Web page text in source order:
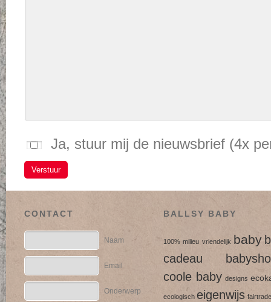
Ja, stuur mij de nieuwsbrief (4x
Verstuur
CONTACT
Naam
Email
Onderwerp
BALLSY BABY
100% milieu vriendelijk baby
cadeau
coole baby designs
ecologisch eigenwijs fairtrade